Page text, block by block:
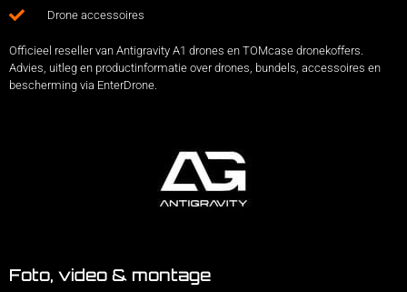
Drone accessoires
Officieel reseller van Antigravity A1 drones en TOMcase dronekoffers.
Advies, uitleg en productinformatie over drones, bundels, accessoires en
bescherming via EnterDrone.
Foto, video & montage